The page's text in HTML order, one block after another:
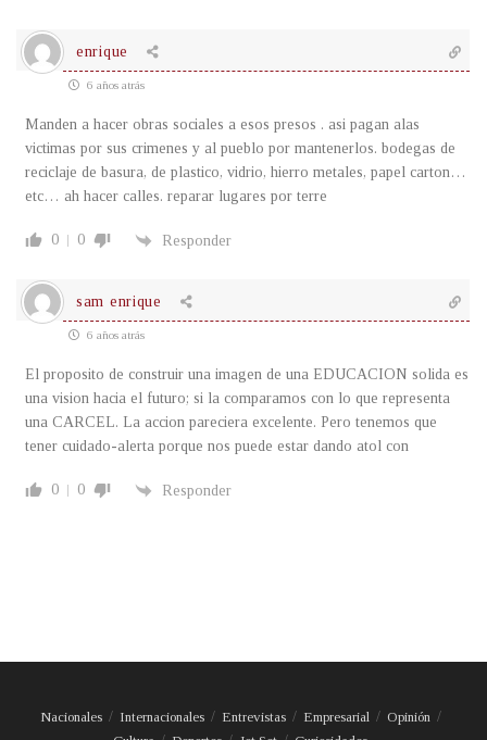
enrique
6 años atrás
Manden a hacer obras sociales a esos presos . asi pagan alas
victimas por sus crimenes y al pueblo por mantenerlos. bodegas de
reciclaje de basura, de plastico, vidrio, hierro metales, papel carton…
etc… ah hacer calles. reparar lugares por terre
0 0 Responder
sam enrique
6 años atrás
El proposito de construir una imagen de una EDUCACION solida es
una vision hacia el futuro; si la comparamos con lo que representa
una CARCEL. La accion pareciera excelente. Pero tenemos que
tener cuidado-alerta porque nos puede estar dando atol con
0 0 Responder
Nacionales Internacionales Entrevistas Empresarial
Opinión